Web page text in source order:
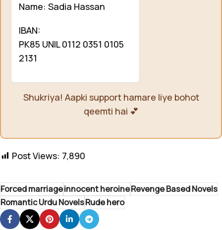
Name: Sadia Hassan
IBAN:
PK85 UNIL 0112 0351 0105
2131
Shukriya! Aapki support hamare liye bohot
qeemti hai 💕
Post Views: 7,890
Forced marriageinnocent heroineRevenge Based Novels
Romantic Urdu NovelsRude hero